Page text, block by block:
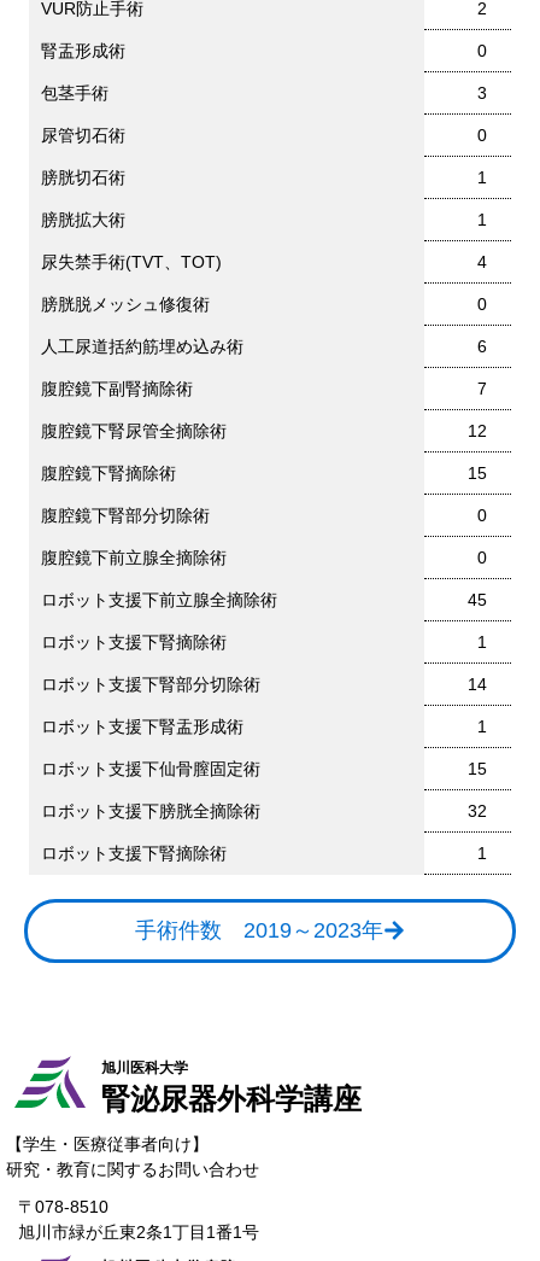
VUR防止手術 2
腎盂形成術 0
包茎手術 3
尿管切石術 0
膀胱切石術 1
膀胱拡大術 1
尿失禁手術(TVT、TOT) 4
膀胱脱メッシュ修復術 0
人工尿道括約筋埋め込み術 6
腹腔鏡下副腎摘除術 7
腹腔鏡下腎尿管全摘除術 12
腹腔鏡下腎摘除術 15
腹腔鏡下腎部分切除術 0
腹腔鏡下前立腺全摘除術 0
ロボット支援下前立腺全摘除術 45
ロボット支援下腎摘除術 1
ロボット支援下腎部分切除術 14
ロボット支援下腎盂形成術 1
ロボット支援下仙骨膣固定術 15
ロボット支援下膀胱全摘除術 32
ロボット支援下腎摘除術 1
手術件数 2019～2023年
旭川医科大学
腎泌尿器外科学講座
【学生・医療従事者向け】
研究・教育に関するお問い合わせ
〒078-8510
旭川市緑が丘東2条1丁目1番1号